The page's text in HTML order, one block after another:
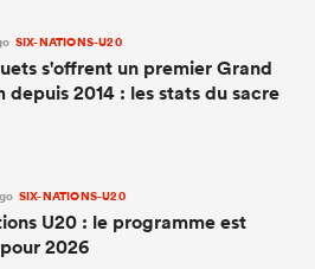
SIX-NATIONS-U20
s'offrent un premier Grand
depuis 2014 : les stats du sacre
SIX-NATIONS-U20
U20 : le programme est
2026